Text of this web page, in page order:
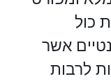
כול
אשר
לרבות